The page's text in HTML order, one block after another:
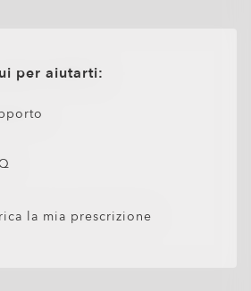
per aiutarti:
la mia prescrizione